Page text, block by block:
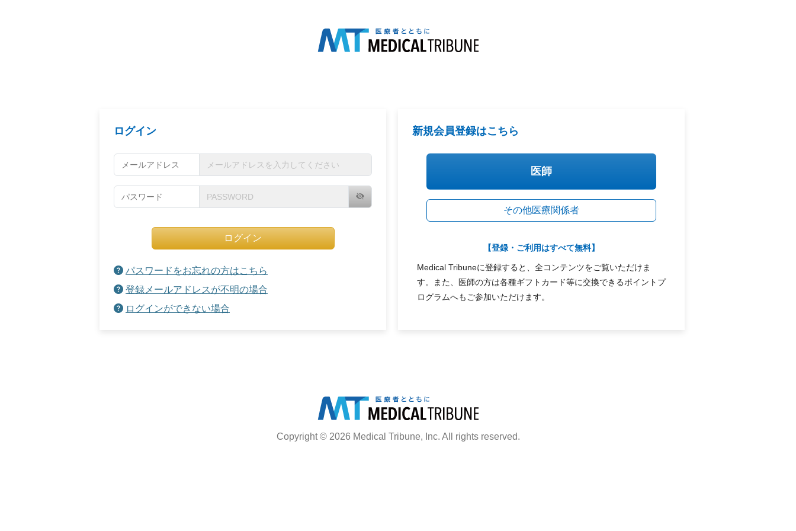
ログイン
メールアドレス
パスワード
ログイン
パスワードをお忘れの方はこちら
登録メールアドレスが不明の場合
ログインができない場合
新規会員登録はこちら
医師
その他医療関係者
【登録・ご利用はすべて無料】
Medical Tribuneに登録すると、全コンテンツをご覧いただけま
す。また、医師の方は各種ギフトカード等に交換できるポイントプ
ログラムへもご参加いただけます。
Copyright © 2026 Medical Tribune, Inc. All rights reserved.